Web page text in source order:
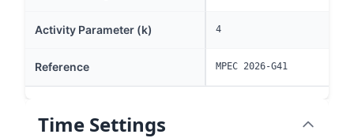
Activity Parameter (k) 4
Reference MPEC 2026-G41
Time Settings